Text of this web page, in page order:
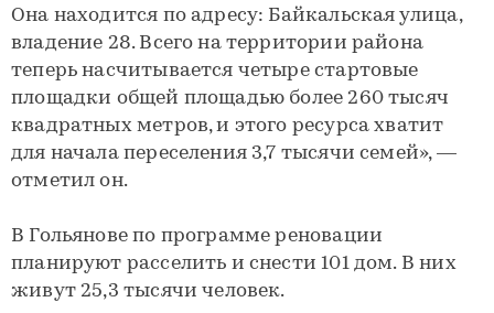
Она находится по адресу: Байкальская улица,
владение 28. Всего на территории района
теперь насчитывается четыре стартовые
площадки общей площадью более 260 тысяч
квадратных метров, и этого ресурса хватит
для начала переселения 3,7 тысячи семей», —
отметил он.
В Гольянове по программе реновации
планируют расселить и снести 101 дом. В них
живут 25,3 тысячи человек.